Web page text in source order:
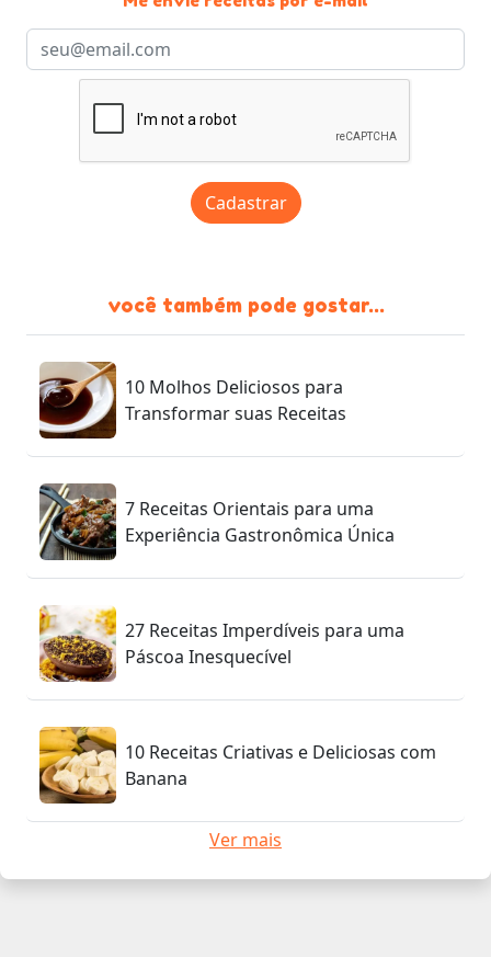
Cadastrar
você também pode gostar...
10 Molhos Deliciosos para
Transformar suas Receitas
7 Receitas Orientais para uma
Experiência Gastronômica Única
27 Receitas Imperdíveis para uma
Páscoa Inesquecível
10 Receitas Criativas e Deliciosas com
Banana
Ver mais